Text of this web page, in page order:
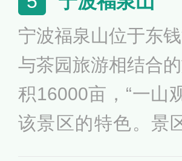
玫瑰庄园独有的风
主，巧妙结合玫瑰
氛围，同时以玫瑰
魅力的玫瑰主题乐
宁波福泉山位于东
与茶园旅游相结合
积16000亩，“一山
该景区的特色。景